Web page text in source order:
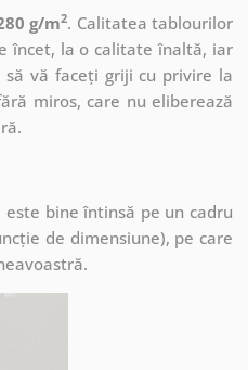
g/m2. Calitatea tablourilor
încet, la o calitate înaltă, iar
vă faceți griji cu privire la
miros, care nu eliberează
bine întinsă pe un cadru
de dimensiune), pe care